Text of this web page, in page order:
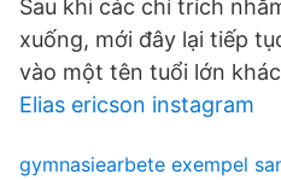
Sau khi các chỉ trích
xuống, mới đây lại tiếp
vào một tên tuổi lớn
Elias ericson instagram
gymnasiearbete exempel